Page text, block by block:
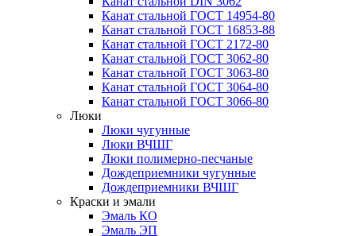
Канат стальной ГОСТ 14954-80
Канат стальной ГОСТ 16853-88
Канат стальной ГОСТ 2172-80
Канат стальной ГОСТ 3062-80
Канат стальной ГОСТ 3063-80
Канат стальной ГОСТ 3064-80
Канат стальной ГОСТ 3066-80
Люки
Люки чугунные
Люки ВЧШГ
Люки полимерно-песчаные
Дождеприемники чугунные
Дождеприемники ВЧШГ
Краски и эмали
Эмаль КО
Эмаль ЭП